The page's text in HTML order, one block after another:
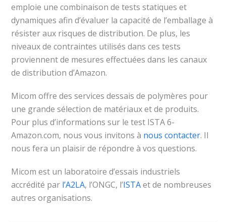
emploie une combinaison de tests statiques et
dynamiques afin d’évaluer la capacité de l’emballage à
résister aux risques de distribution. De plus, les
niveaux de contraintes utilisés dans ces tests
proviennent de mesures effectuées dans les canaux
de distribution d’Amazon.
Micom offre des services dessais de polymères pour
une grande sélection de matériaux et de produits.
Pour plus d’informations sur le test ISTA 6-
Amazon.com, nous vous invitons à nous contacter. Il
nous fera un plaisir de répondre à vos questions.
Micom est un laboratoire d’essais industriels
accrédité par l’A2LA, l’ONGC, l’ISTAet de nombreuses
autres organisations.